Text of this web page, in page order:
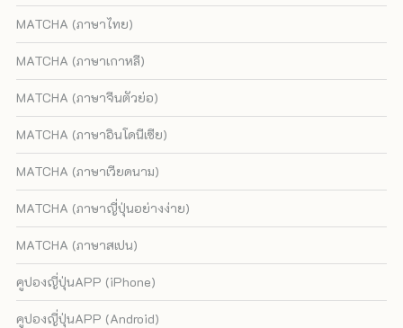
MATCHA (ภาษาไทย)
MATCHA (ภาษาเกาหลี)
MATCHA (ภาษาจีนตัวย่อ)
MATCHA (ภาษาอินโดนีเซีย)
MATCHA (ภาษาเวียดนาม)
MATCHA (ภาษาญี่ปุ่นอย่างง่าย)
MATCHA (ภาษาสเปน)
คูปองญี่ปุ่นAPP (iPhone)
คูปองญี่ปุ่นAPP (Android)